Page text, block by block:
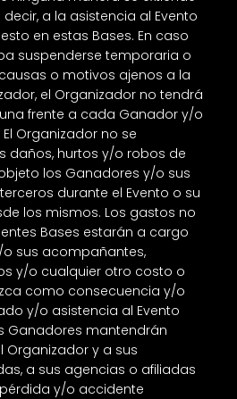
a la asistencia al Evento
en estas Bases. En caso
suspenderse temporaria o
o motivos ajenos a la
el Organizador no tendrá
frente a cada Ganador y/o
Organizador no se
daños, hurtos y/o robos de
los Ganadores y/o sus
durante el Evento o su
los mismos. Los gastos no
Bases estarán a cargo
sus acompañantes,
y/o cualquier otro costo o
como consecuencia y/o
y/o asistencia al Evento
Ganadores mantendrán
Organizador y a sus
a sus agencias o afiliadas
y/o accidente